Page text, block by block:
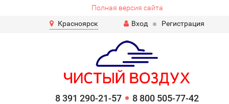
Полная версия сайта
Красноярск
Вход Регистрация
8 391 290-21-57 8 800 505-77-42